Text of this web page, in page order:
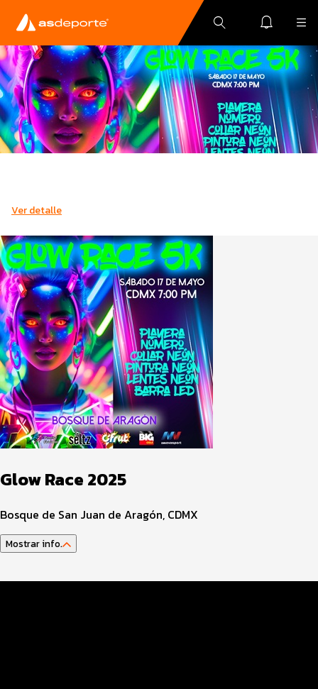
Ver detalle
Glow Race 2025
Bosque de San Juan de Aragón, CDMX
Mostrar info.